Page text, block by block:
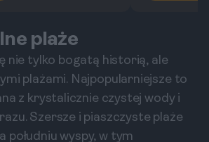
plaże
nie tylko bogatą historią, ale
plażami. Najpopularniejsze to
z krystalicznie czystej wody i
Szersze i piaszczyste plaże
południu wyspy, w tym